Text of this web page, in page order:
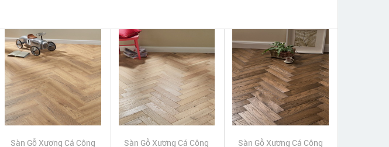
Sàn Gỗ Xương Cá Công
Sàn Gỗ Xương Cá Công
Sàn Gỗ Xương Cá Công